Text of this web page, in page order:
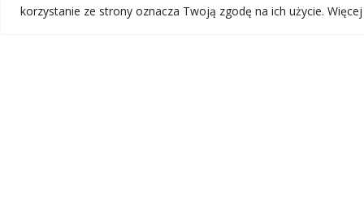
korzystanie ze strony oznacza Twoją zgodę na ich użycie.